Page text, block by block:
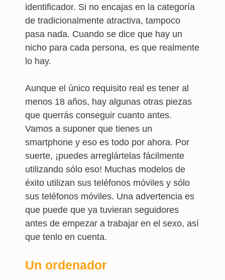
identificador. Si no encajas en la categoría
de tradicionalmente atractiva, tampoco
pasa nada. Cuando se dice que hay un
nicho para cada persona, es que realmente
lo hay.
Aunque el único requisito real es tener al
menos 18 años, hay algunas otras piezas
que querrás conseguir cuanto antes.
Vamos a suponer que tienes un
smartphone y eso es todo por ahora. Por
suerte, ¡puedes arreglártelas fácilmente
utilizando sólo eso! Muchas modelos de
éxito utilizan sus teléfonos móviles y sólo
sus teléfonos móviles. Una advertencia es
que puede que ya tuvieran seguidores
antes de empezar a trabajar en el sexo, así
que tenlo en cuenta.
Un ordenador